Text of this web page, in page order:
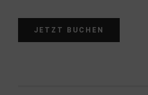
JETZT BUCHEN